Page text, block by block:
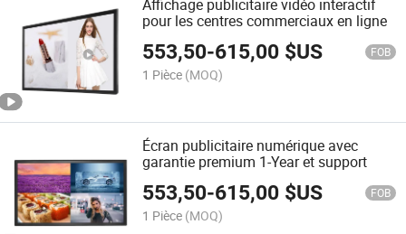
Affichage publicitaire vidéo interactif
pour les centres commerciaux en ligne
553,50-615,00 $US FOB
1 Pièce (MOQ)
Écran publicitaire numérique avec
garantie premium 1-Year et support
553,50-615,00 $US FOB
1 Pièce (MOQ)